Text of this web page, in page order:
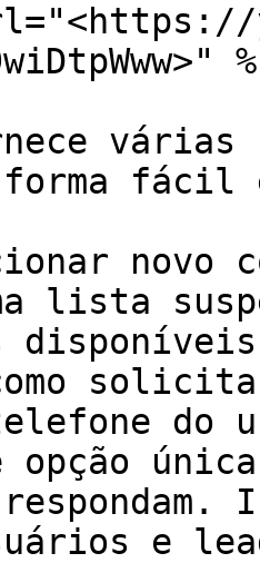
fácil
novo
lista
do
opção
e